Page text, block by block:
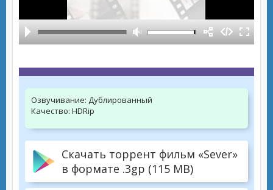
Озвучивание: Дублированный
Качество: HDRip
Скачать торрент фильм «Sever»
в формате .3gp (115 MB)